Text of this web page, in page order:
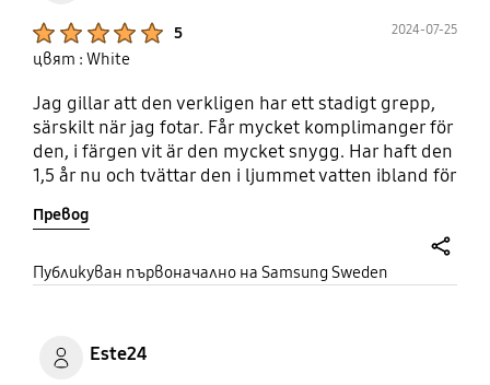
5 2024-07-25
цвят : White
Jag gillar att den verkligen har ett stadigt grepp,
särskilt när jag fotar. Får mycket komplimanger för
den, i färgen vit är den mycket snygg. Har haft den
1,5 år nu och tvättar den i ljummet vatten ibland för
bakfickan på jeansen om man måste ha den där.
Превод
Публикуван първоначално на Samsung Sweden
Este24